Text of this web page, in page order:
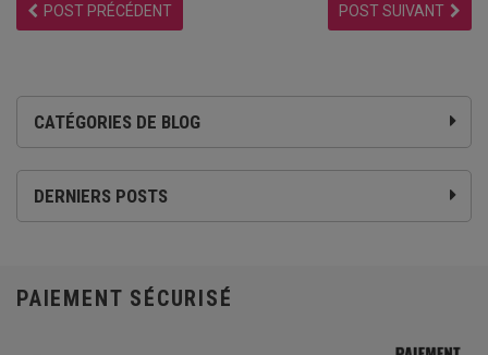
CATÉGORIES DE BLOG
DERNIERS POSTS
POST PRÉCÉDENT POST SUIVANT
PAIEMENT SÉCURISÉ